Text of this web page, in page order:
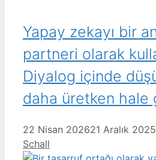
Yapay zekayı bir
partneri olarak
Diyalog içinde
daha üretken hale
22 Nisan 202621 Aralık 2025
Schall